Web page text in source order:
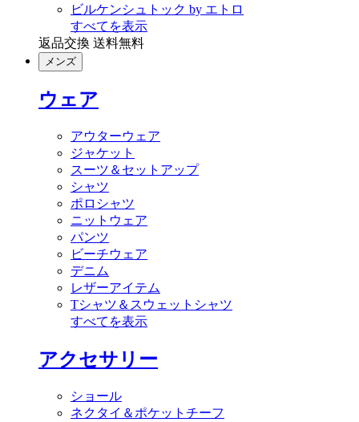
ビルケンシュトック by エトロ
すべてを表示
返品交換 送料無料
メンズ
ウェア
アウターウェア
ジャケット
スーツ＆セットアップ
シャツ
ポロシャツ
ニットウェア
パンツ
ビーチウェア
デニム
レザーアイテム
Tシャツ＆スウェットシャツ
すべてを表示
アクセサリー
ショール
ネクタイ＆ポケットチーフ